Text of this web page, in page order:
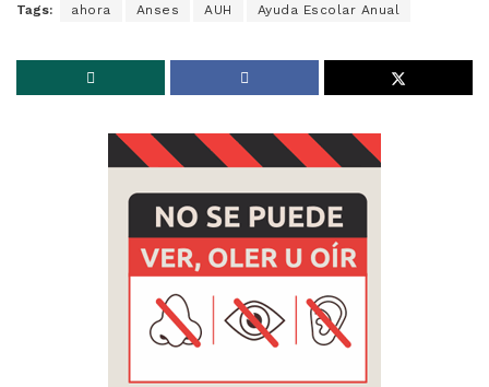
Tags: ahora Anses AUH Ayuda Escolar Anual